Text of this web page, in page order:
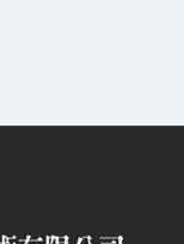
網站概要、主導覽與